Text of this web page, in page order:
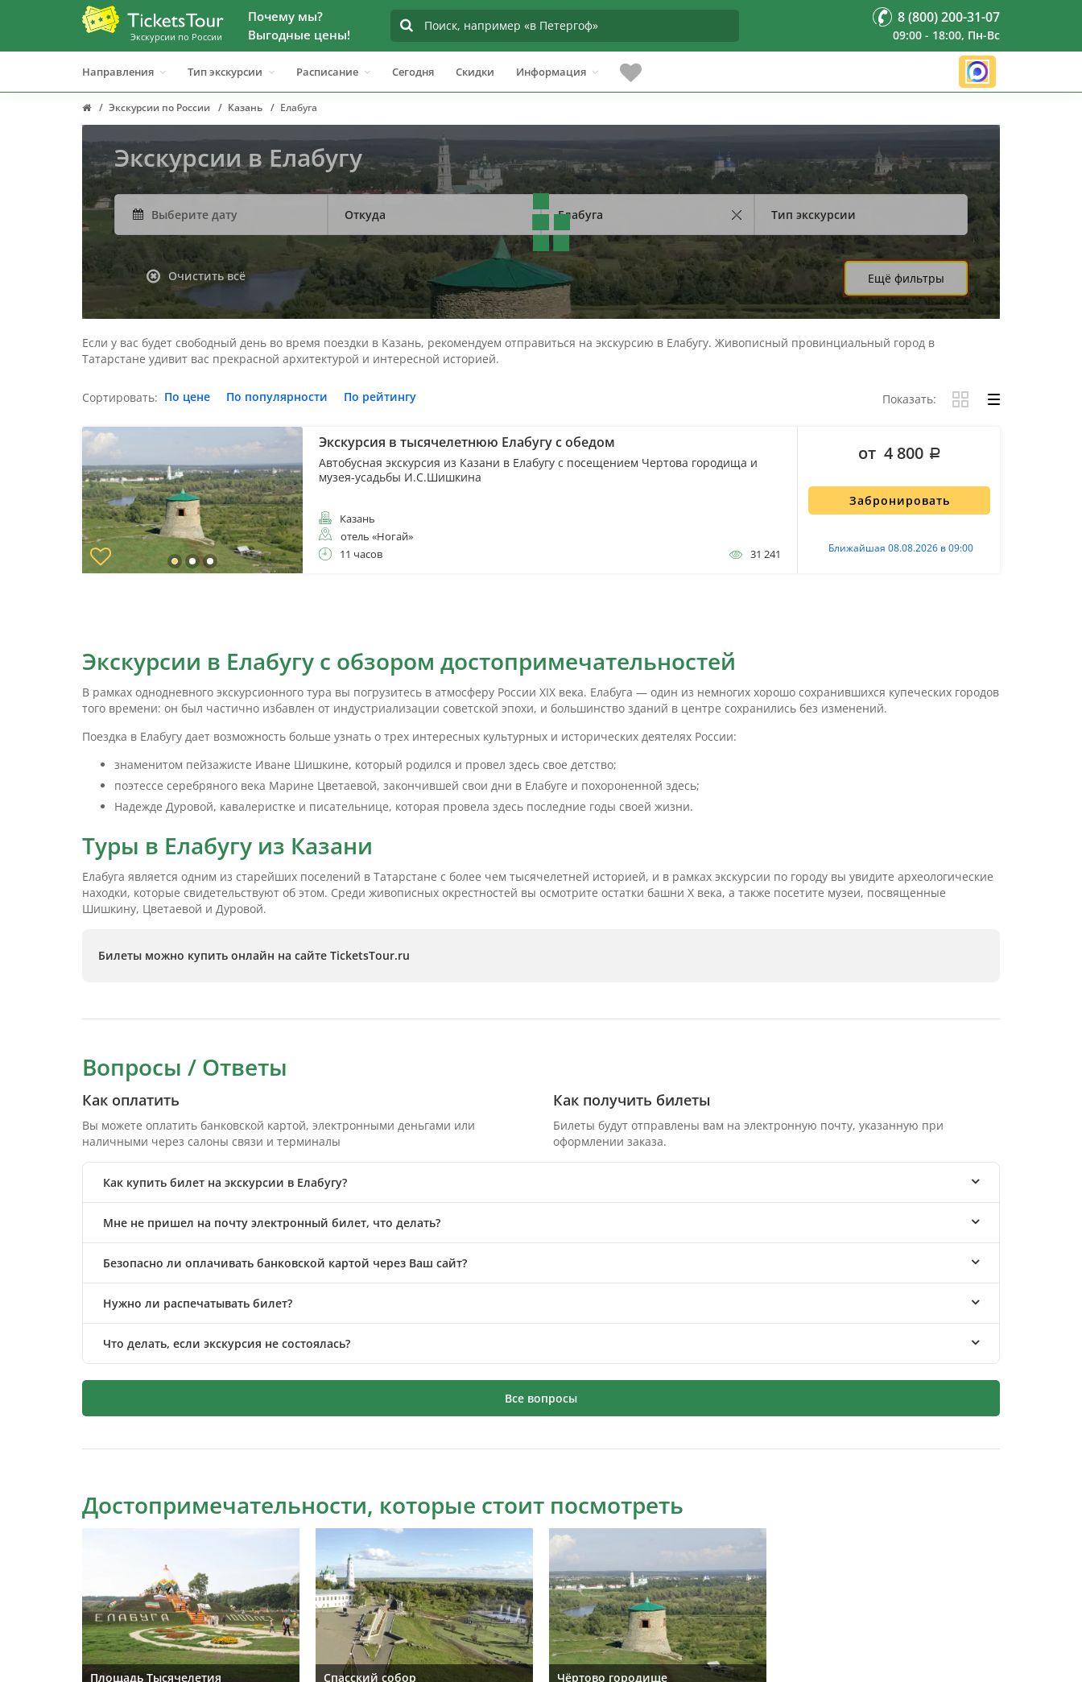
Экскурсии по России
Почему мы?
Выгодные цены!
8 (800) 200-31-07
09:00 - 18:00, Пн-Вс
Направления Тип экскурсии Расписание Сегодня Скидки Информация
Экскурсии по России Казань Елабуга
Экскурсии в Елабугу
Откуда Елабуга Тип экскурсии
Очистить всё Ещё фильтры
Если у вас будет свободный день во время поездки в Казань, рекомендуем отправиться на экскурсию в Елабугу. Живописный провинциальный город в
Татарстане удивит вас прекрасной архитектурой и интересной историей.
Сортировать: По цене По популярности По рейтингу Показать:
Экскурсия в тысячелетнюю Елабугу с обедом
Автобусная экскурсия из Казани в Елабугу с посещением Чертова городища и
музея-усадьбы И.С.Шишкина
Казань
отель «Ногай»
11 часов
31 241
Забронировать
Ближайшая 08.08.2026 в 09:00
от 4 800
Экскурсии в Елабугу с обзором достопримечательностей
В рамках однодневного экскурсионного тура вы погрузитесь в атмосферу России XIX века. Елабуга — один из немногих хорошо сохранившихся купеческих городов
того времени: он был частично избавлен от индустриализации советской эпохи, и большинство зданий в центре сохранились без изменений.
Поездка в Елабугу дает возможность больше узнать о трех интересных культурных и исторических деятелях России:
знаменитом пейзажисте Иване Шишкине, который родился и провел здесь свое детство;
поэтессе серебряного века Марине Цветаевой, закончившей свои дни в Елабуге и похороненной здесь;
Надежде Дуровой, кавалеристке и писательнице, которая провела здесь последние годы своей жизни.
Туры в Елабугу из Казани
Елабуга является одним из старейших поселений в Татарстане с более чем тысячелетней историей, и в рамках экскурсии по городу вы увидите археологические
находки, которые свидетельствуют об этом. Среди живописных окрестностей вы осмотрите остатки башни X века, а также посетите музеи, посвященные
Шишкину, Цветаевой и Дуровой.
Билеты можно купить онлайн на сайте TicketsTour.ru
Вопросы / Ответы
Как оплатить
Вы можете оплатить банковской картой, электронными деньгами или
наличными через салоны связи и терминалы
Как получить билеты
Билеты будут отправлены вам на электронную почту, указанную при
оформлении заказа.
Как купить билет на экскурсии в Елабугу?
Мне не пришел на почту электронный билет, что делать?
Безопасно ли оплачивать банковской картой через Ваш сайт?
Нужно ли распечатывать билет?
Что делать, если экскурсия не состоялась?
Все вопросы
Достопримечательности, которые стоит посмотреть
Площадь Тысячелетия Спасский собор Чёртово городище